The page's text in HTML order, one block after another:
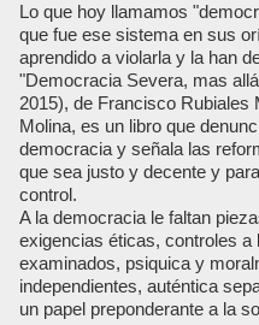
Lo que hoy llamamos
que fue ese sistema en sus
aprendido a violarla y la han
"Democracia Severa, mas
2015), de Francisco
Molina, es un libro que
democracia y señala las
que sea justo y decente y
control.
A la democracia le faltan
exigencias éticas, controles
examinados, psiquica y
independientes, auténtica
un papel preponderante a la